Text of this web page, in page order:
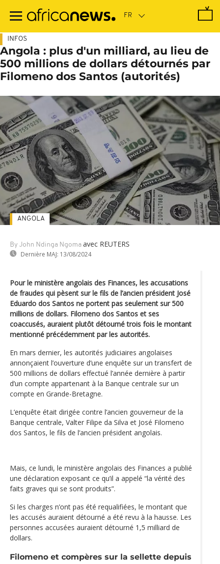
contenu
INFOS
Angola : plus d'un milliard, au lieu de
500 millions de dollars détournés par
Filomeno dos Santos (autorités)
By John Ndinga Ngoma avec REUTERS
Dernière MAJ: 13/08/2024
ANGOLA
Pour le ministère angolais des Finances, les accusations
de fraudes qui pèsent sur le fils de l’ancien président José
Eduardo dos Santos ne portent pas seulement sur 500
millions de dollars. Filomeno dos Santos et ses
coaccusés, auraient plutôt détourné trois fois le montant
mentionné précédemment par les autorités.
En mars dernier, les autorités judiciaires angolaises
annonçaient l’ouverture d’une enquête sur un transfert de
500 millions de dollars effectué l’année dernière à partir
d’un compte appartenant à la Banque centrale sur un
compte en Grande-Bretagne.
L’enquête était dirigée contre l’ancien gouverneur de la
Banque centrale, Valter Filipe da Silva et José Filomeno
dos Santos, le fils de l’ancien président angolais.
Mais, ce lundi, le ministère angolais des Finances a publié
une déclaration exposant ce qu’il a appelé “la vérité des
faits graves qui se sont produits”.
Si les charges n’ont pas été requalifiées, le montant que
les accusés auraient détourné a été revu à la hausse. Les
personnes accusées auraient détourné 1,5 milliard de
dollars.
Filomeno et compères sur la sellette depuis